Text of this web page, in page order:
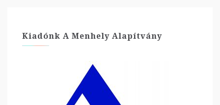
Kiadónk A Menhely Alapítvány